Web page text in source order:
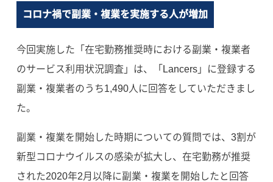
コロナ禍で副業・複業を実施する人が増加
今回実施した「在宅勤務推奨時における副業・複業者
のサービス利用状況調査」は、「Lancers」に登録する
副業・複業者のうち1,490人に回答をしていただきまし
た。
副業・複業を開始した時期についての質問では、3割が
新型コロナウイルスの感染が拡大し、在宅勤務が推奨
された2020年2月以降に副業・複業を開始したと回答